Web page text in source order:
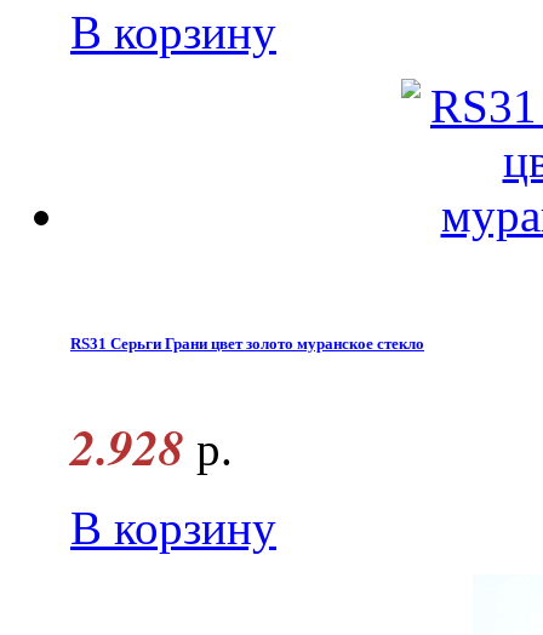
В корзину
RS31 Серьги Грани цвет золото муранское стекло
2.928 р.
В корзину